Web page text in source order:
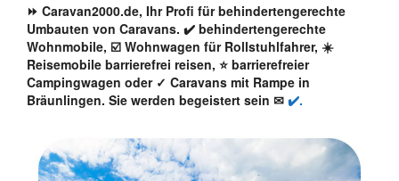
⏩ Caravan2000.de, Ihr Profi für behindertengerechte
Umbauten von Caravans. ✔️ behindertengerechte
Wohnmobile, ☑️ Wohnwagen für Rollstuhlfahrer, ☀️
Reisemobile barrierefrei reisen, ⭐ barrierefreier
Campingwagen oder ✓ Caravans mit Rampe in
Bräunlingen. Sie werden begeistert sein ✉ ✔️.